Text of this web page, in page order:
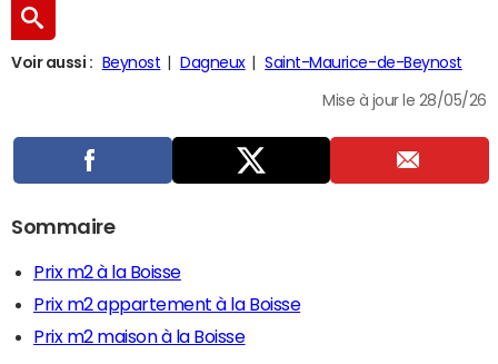
Voir aussi : Beynost Dagneux Saint-Maurice-de-Beynost
Mise à jour le 28/05/26
Sommaire
Prix m2 à la Boisse
Prix m2 appartement à la Boisse
Prix m2 maison à la Boisse